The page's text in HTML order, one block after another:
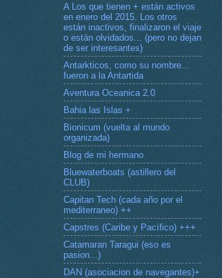
A Los que tienen + están activos
en enero del 2015. Los otros
están inactivos, finalizaron el viaje
o están olvidados... (pero no dejan
de ser interesantes)
Antarkticos, como su nombre...
fueron a la Antartida
Aventura Oceanica 2.0
Bahia las Islas +
Bionicum (vuelta al mundo
organizada)
Blog de mi hermano
Bluewaterboats (astillero del
CLUB)
Capitan Tech (cada año por el
mediterraneo) ++
Capstres (Caribe y Pacífico) +++
Catamaran Taragui (eso es
pasion...)
DAN (asociacion de navegantes)+